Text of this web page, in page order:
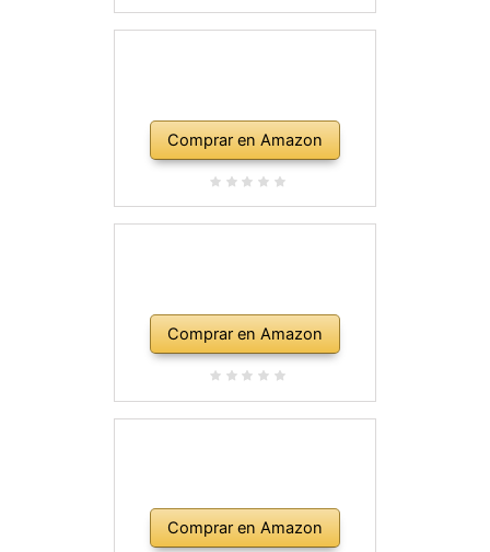
Comprar en Amazon
Comprar en Amazon
Comprar en Amazon